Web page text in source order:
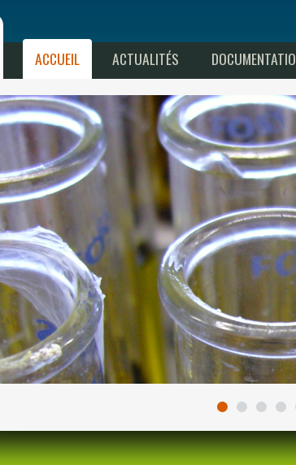
ACCUEIL ACTUALITÉS